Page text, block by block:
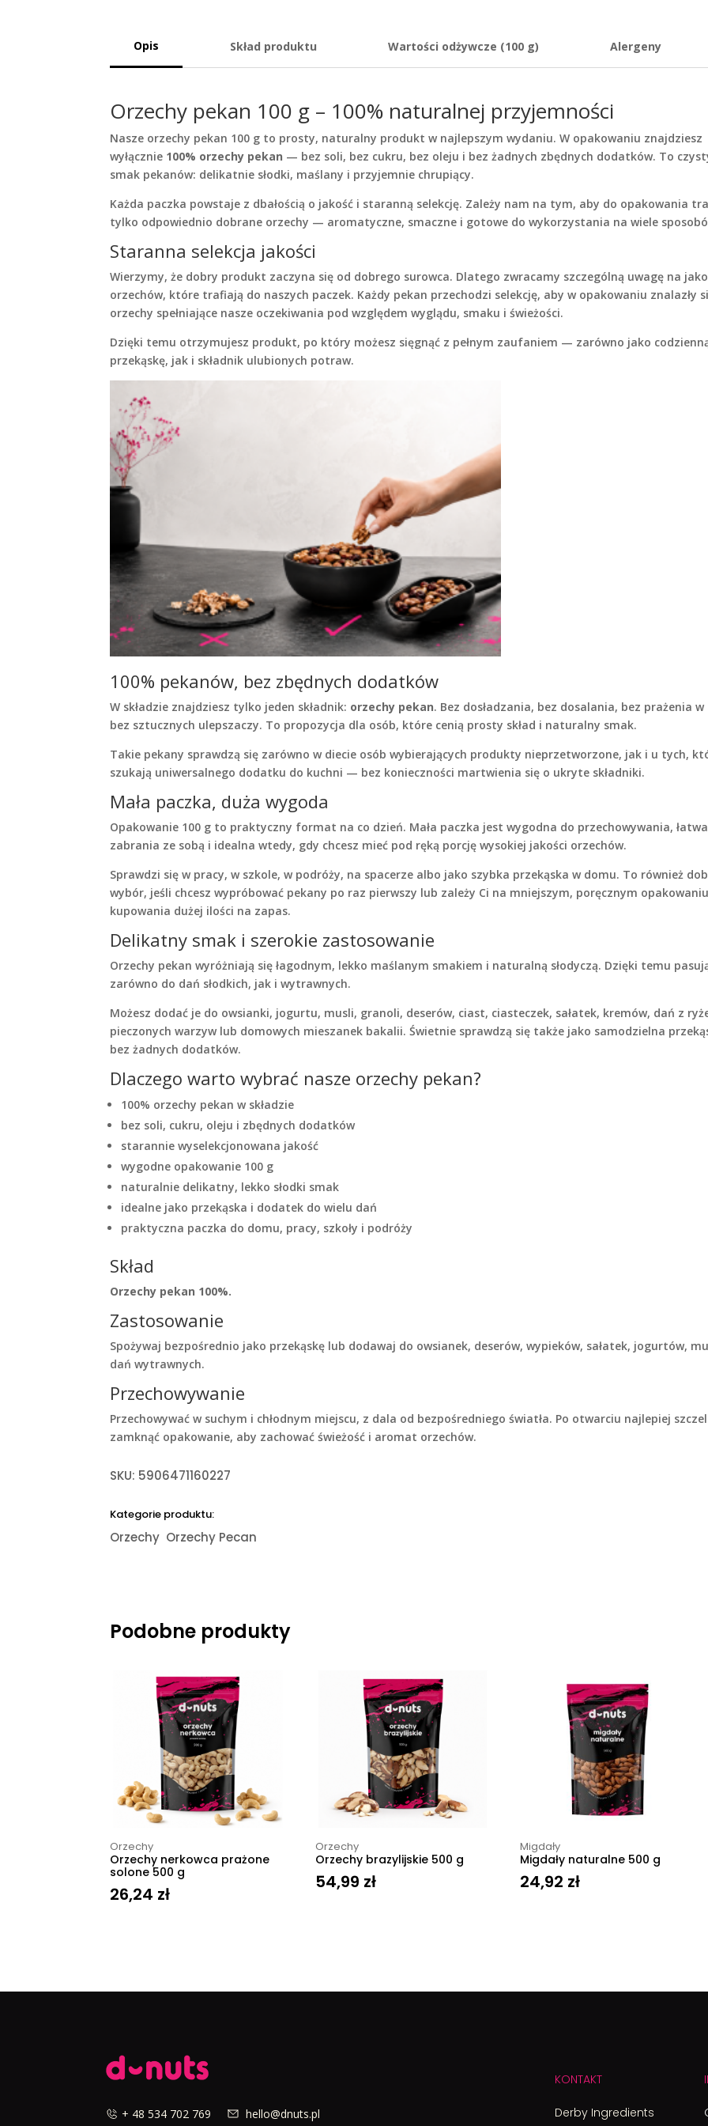
Opis Skład produktu Wartości odżywcze (100 g) Alergeny
Orzechy pekan 100 g – 100% naturalnej przyjemności
Nasze orzechy pekan 100 g to prosty, naturalny produkt w najlepszym wydaniu. W opakowaniu znajdziesz
wyłącznie 100% orzechy pekan — bez soli, bez cukru, bez oleju i bez żadnych zbędnych dodatków. To
smak pekanów: delikatnie słodki, maślany i przyjemnie chrupiący.
Każda paczka powstaje z dbałością o jakość i staranną selekcję. Zależy nam na tym, aby do opakowania
tylko odpowiednio dobrane orzechy — aromatyczne, smaczne i gotowe do wykorzystania na wiele
Staranna selekcja jakości
Wierzymy, że dobry produkt zaczyna się od dobrego surowca. Dlatego zwracamy szczególną uwagę na
orzechów, które trafiają do naszych paczek. Każdy pekan przechodzi selekcję, aby w opakowaniu znalazły
orzechy spełniające nasze oczekiwania pod względem wyglądu, smaku i świeżości.
Dzięki temu otrzymujesz produkt, po który możesz sięgnąć z pełnym zaufaniem — zarówno jako
przekąskę, jak i składnik ulubionych potraw.
100% pekanów, bez zbędnych dodatków
W składzie znajdziesz tylko jeden składnik: orzechy pekan. Bez dosładzania, bez dosalania, bez prażenia
bez sztucznych ulepszaczy. To propozycja dla osób, które cenią prosty skład i naturalny smak.
Takie pekany sprawdzą się zarówno w diecie osób wybierających produkty nieprzetworzone, jak i u tych,
szukają uniwersalnego dodatku do kuchni — bez konieczności martwienia się o ukryte składniki.
Mała paczka, duża wygoda
Opakowanie 100 g to praktyczny format na co dzień. Mała paczka jest wygodna do przechowywania,
zabrania ze sobą i idealna wtedy, gdy chcesz mieć pod ręką porcję wysokiej jakości orzechów.
Sprawdzi się w pracy, w szkole, w podróży, na spacerze albo jako szybka przekąska w domu. To również
wybór, jeśli chcesz wypróbować pekany po raz pierwszy lub zależy Ci na mniejszym, poręcznym
kupowania dużej ilości na zapas.
Delikatny smak i szerokie zastosowanie
Orzechy pekan wyróżniają się łagodnym, lekko maślanym smakiem i naturalną słodyczą. Dzięki temu
zarówno do dań słodkich, jak i wytrawnych.
Możesz dodać je do owsianki, jogurtu, musli, granoli, deserów, ciast, ciasteczek, sałatek, kremów, dań z
pieczonych warzyw lub domowych mieszanek bakalii. Świetnie sprawdzą się także jako samodzielna
bez żadnych dodatków.
Dlaczego warto wybrać nasze orzechy pekan?
100% orzechy pekan w składzie
bez soli, cukru, oleju i zbędnych dodatków
starannie wyselekcjonowana jakość
wygodne opakowanie 100 g
naturalnie delikatny, lekko słodki smak
idealne jako przekąska i dodatek do wielu dań
praktyczna paczka do domu, pracy, szkoły i podróży
Skład
Orzechy pekan 100%.
Zastosowanie
Spożywaj bezpośrednio jako przekąskę lub dodawaj do owsianek, deserów, wypieków, sałatek, jogurtów,
dań wytrawnych.
Przechowywanie
Przechowywać w suchym i chłodnym miejscu, z dala od bezpośredniego światła. Po otwarciu najlepiej
zamknąć opakowanie, aby zachować świeżość i aromat orzechów.
SKU: 5906471160227
Kategorie produktu:
Orzechy Orzechy Pecan
Podobne produkty
Orzechy
Orzechy nerkowca prażone
solone 500 g
26,24 zł
Orzechy
Orzechy brazylijskie 500 g
54,99 zł
Migdały
Migdały naturalne 500 g
24,92 zł
+ 48 534 702 769 hello@dnuts.pl
KONTAKT
Derby Ingredients